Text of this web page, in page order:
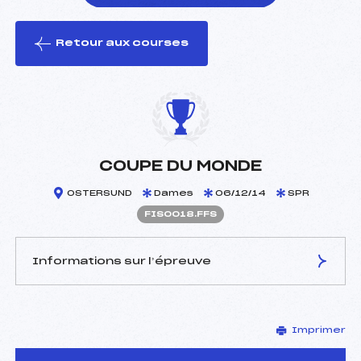
le ski
Retour aux courses
COUPE DU MONDE
OSTERSUND Dames 06/12/14 SPR
FIS0018.FFS
Informations sur l’épreuve
–
D.T Adjoint :
–
Imprimer